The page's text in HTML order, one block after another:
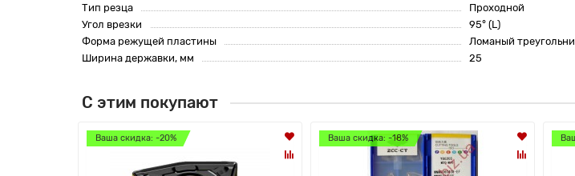
Тип резца
Проходной
Угол врезки
95° (L)
Форма режущей пластины
Ломаный
Ширина державки, мм
25
С этим покупают
Ваша скидка: -20% Ваша скидка: -18%